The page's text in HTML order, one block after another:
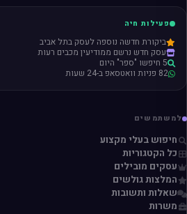
פעילות חיה
ביקורת חדשה נוספה לעסק בתל אביב
עסק חדש נרשם ממודיעין מכבים רעות
5 חיפשו "ספר" היום
82 פניות וואטסאפ ב-24 שעות
למשתמשים
חיפוש בעלי מקצוע
כל הקטגוריות
עסקים מובילים
המלצות גולשים
שאלות ותשובות
משרות